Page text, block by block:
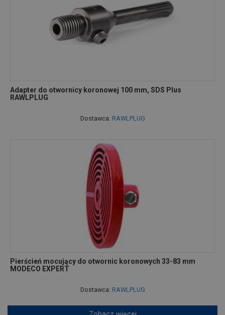
Adapter do otwornicy koronowej 100 mm, SDS Plus
RAWLPLUG
Dostawca: RAWLPLUG
Pierścień mocujący do otwornic koronowych 33-83 mm
MODECO EXPERT
Dostawca: RAWLPLUG